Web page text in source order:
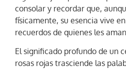
consolar y recordar que,
físicamente, su esencia vive
recuerdos de quienes les aman.
El significado profundo de un
rosas rojas trasciende las